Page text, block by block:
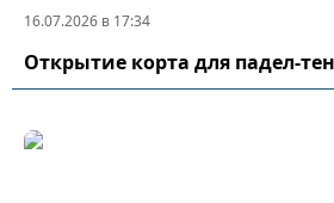
16.07.2026 в 17:34
Открытие корта для падел-